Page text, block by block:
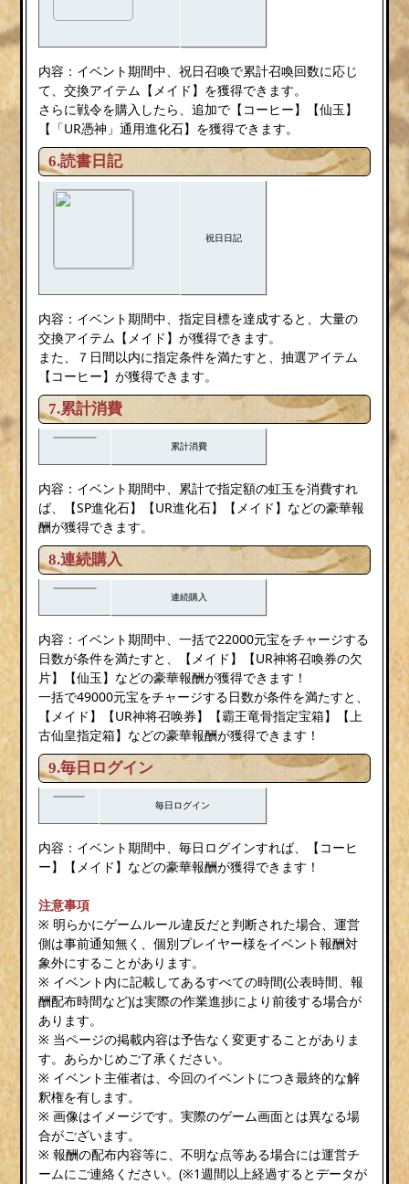
内容：イベント期間中、祝日召喚で累計召喚回数に応じ
て、交換アイテム【メイド】を獲得できます。
さらに戦令を購入したら、追加で【コーヒー】【仙玉】
【「UR憑神」通用進化石】を獲得できます。
6.読書日記
祝日日記
内容：イベント期間中、指定目標を達成すると、大量の
交換アイテム【メイド】が獲得できます。
また、７日間以内に指定条件を満たすと、抽選アイテム
【コーヒー】が獲得できます。
7.累計消費
累計消費
内容：イベント期間中、累計で指定額の虹玉を消費すれ
ば、【SP進化石】【UR進化石】【メイド】などの豪華報
酬が獲得できます。
8.連続購入
連続購入
内容：イベント期間中、一括で22000元宝をチャージする
日数が条件を満たすと、【メイド】【UR神将召喚券の欠
片】【仙玉】などの豪華報酬が獲得できます！
一括で49000元宝をチャージする日数が条件を満たすと、
【メイド】【UR神将召唤券】【霸王竜骨指定宝箱】【上
古仙皇指定箱】などの豪華報酬が獲得できます！
9.毎日ログイン
毎日ログイン
内容：イベント期間中、毎日ログインすれば、【コーヒ
ー】【メイド】などの豪華報酬が獲得できます！
注意事項
※ 明らかにゲームルール違反だと判断された場合、運営
側は事前通知無く、個別プレイヤー様をイベント報酬対
象外にすることがあります。
※ イベント内に記載してあるすべての時間(公表時間、報
酬配布時間など)は実際の作業進捗により前後する場合が
あります。
※ 当ページの掲載内容は予告なく変更することがありま
す。あらかじめご了承ください。
※ イベント主催者は、今回のイベントにつき最終的な解
釈権を有します。
※ 画像はイメージです。実際のゲーム画面とは異なる場
合がございます。
※ 報酬の配布内容等に、不明な点等ある場合には運営チ
ームにご連絡ください。(※1週間以上経過するとデータが